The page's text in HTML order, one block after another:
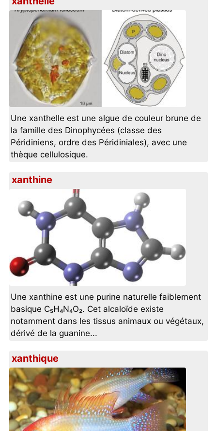
Une xanthelle est une algue de couleur brune de
la famille des Dinophycées (classe des
Péridiniens, ordre des Péridiniales), avec une
thèque cellulosique.
xanthine
Une xanthine est une purine naturelle faiblement
basique C₅H₄N₄O₂. Cet alcaloïde existe
notamment dans les tissus animaux ou végétaux,
dérivé de la guanine...
xanthique